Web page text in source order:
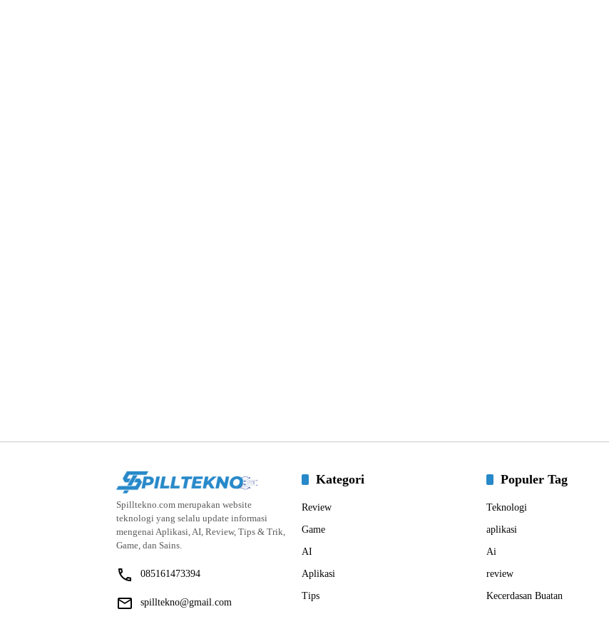
Spilltekno.com merupakan website
teknologi yang selalu update informasi
mengenai Aplikasi, AI, Review, Tips & Trik,
Game, dan Sains.
085161473394
spilltekno@gmail.com
Kategori
Review
Game
AI
Aplikasi
Tips
Populer Tag
Teknologi
aplikasi
Ai
review
Kecerdasan Buatan